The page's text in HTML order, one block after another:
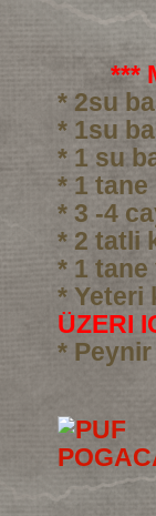
***
* 2su
* 1su
* 1 su
* 1
* 3 -4
* 2 tatli
* 1
* Yeteri
ÜZERI
* Peynir